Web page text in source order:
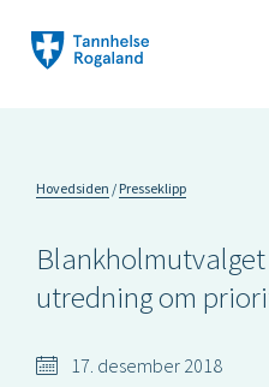
Hovedsiden Presseklipp
utredning om
17. desember 2018